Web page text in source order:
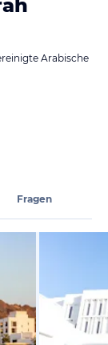
Arabische
Fragen